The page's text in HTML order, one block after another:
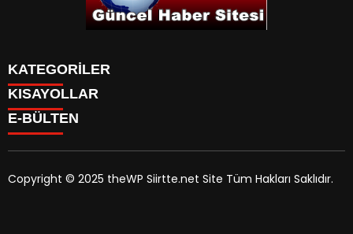
KATEGORİLER
SPOR
Eruh Haberleri
KISAYOLLAR
MANSET
SAĞLIK
E-BÜLTEN
Copyright © 2025 theWP Siirtte.net Site Tüm Hakları Saklıdır.